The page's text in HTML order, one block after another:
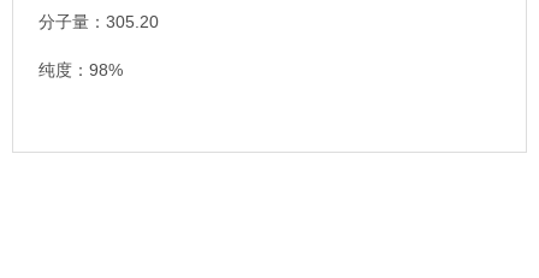
分子量：305.20
纯度：98%